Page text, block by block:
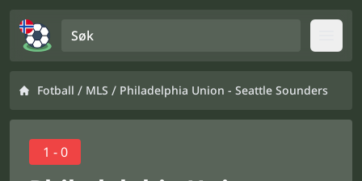
Fotball / MLS / Philadelphia Union - Seattle Sounders
1 - 0